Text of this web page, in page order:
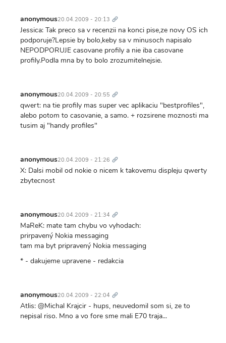
anonymous20.04.2009 - 20:13 odkaz
Jessica: Tak preco sa v recenzii na konci pise,ze novy OS ich
podporuje?Lepsie by bolo,keby sa v minusoch napisalo
NEPODPORUJE casovane profily a nie iba casovane
profily.Podla mna by to bolo zrozumitelnejsie.
anonymous20.04.2009 - 20:55 odkaz
qwert: na tie profily mas super vec aplikaciu "bestprofiles",
alebo potom to casovanie, a samo. + rozsirene moznosti ma
tusim aj "handy profiles"
anonymous20.04.2009 - 21:26 odkaz
X: Dalsi mobil od nokie o nicem k takovemu displeju qwerty
zbytecnost
anonymous20.04.2009 - 21:34 odkaz
MaReK: mate tam chybu vo vyhodach:
prirpavený Nokia messaging
tam ma byt pripravený Nokia messaging
* - dakujeme upravene - redakcia
anonymous20.04.2009 - 22:04 odkaz
Atlis: @Michal Krajcir - hups, neuvedomil som si, ze to
nepisal riso. Mno a vo fore sme mali E70 traja...